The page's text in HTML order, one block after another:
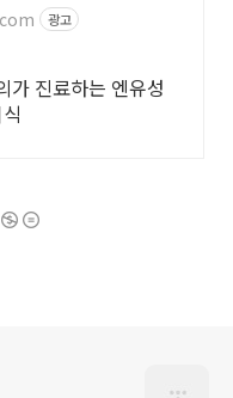
광고
가 진료하는 엔유성